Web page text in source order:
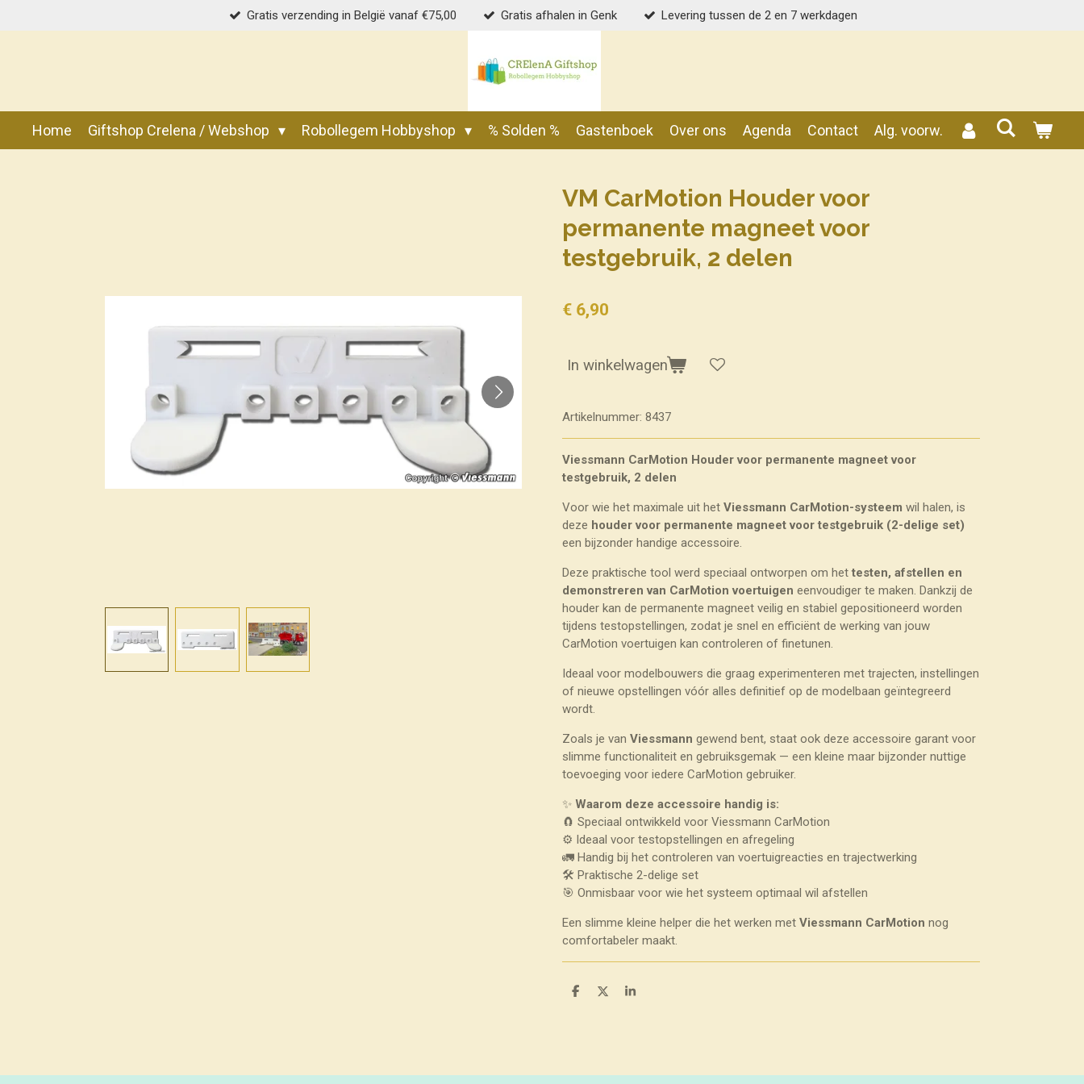
direct
Gratis verzending in België vanaf €75,00 Gratis afhalen in Genk Levering tussen de 2 en 7 werkdagen
Home Giftshop Crelena / Webshop Robollegem Hobbyshop % Solden % Gastenboek Over ons Agenda Contact Alg. voorw.
VM CarMotion Houder voor
permanente magneet voor
testgebruik, 2 delen
€ 6,90
In winkelwagen
Artikelnummer: 8437
Viessmann CarMotion Houder voor permanente magneet voor
testgebruik, 2 delen
Voor wie het maximale uit het Viessmann CarMotion-systeem wil halen, is
deze houder voor permanente magneet voor testgebruik (2-delige set)
een bijzonder handige accessoire.
Deze praktische tool werd speciaal ontworpen om het testen, afstellen en
demonstreren van CarMotion voertuigen eenvoudiger te maken. Dankzij de
houder kan de permanente magneet veilig en stabiel gepositioneerd worden
tijdens testopstellingen, zodat je snel en efficiënt de werking van jouw
CarMotion voertuigen kan controleren of finetunen.
Ideaal voor modelbouwers die graag experimenteren met trajecten, instellingen
of nieuwe opstellingen vóór alles definitief op de modelbaan geïntegreerd
wordt.
Zoals je van Viessmann gewend bent, staat ook deze accessoire garant voor
slimme functionaliteit en gebruiksgemak — een kleine maar bijzonder nuttige
toevoeging voor iedere CarMotion gebruiker.
✨ Waarom deze accessoire handig is:
🧲 Speciaal ontwikkeld voor Viessmann CarMotion
⚙️ Ideaal voor testopstellingen en afregeling
🚛 Handig bij het controleren van voertuigreacties en trajectwerking
🛠️ Praktische 2-delige set
🎯 Onmisbaar voor wie het systeem optimaal wil afstellen
Een slimme kleine helper die het werken met Viessmann CarMotion nog
comfortabeler maakt.
D
D
S